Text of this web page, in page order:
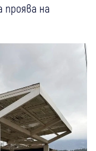
на